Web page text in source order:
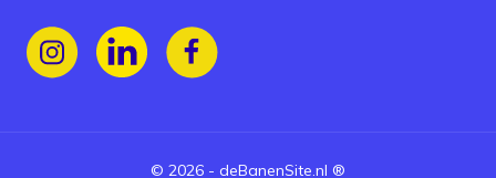
© 2026 - deBanenSite.nl ®